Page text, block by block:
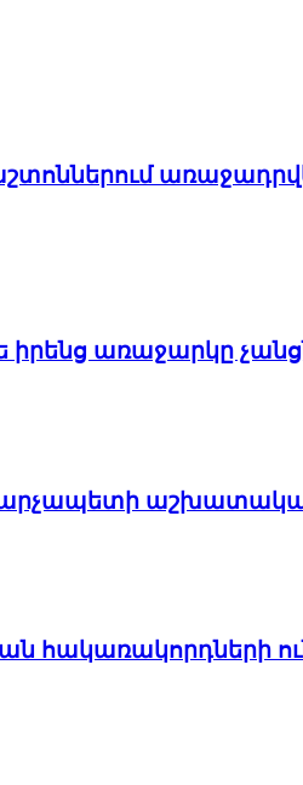
իրենց առաջարկը
վարչապետի
հակառակորդների